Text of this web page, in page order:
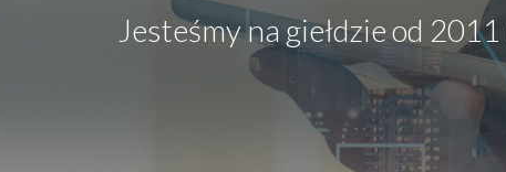
Jesteśmy na giełdzie od